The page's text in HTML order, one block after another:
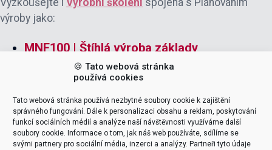
🍪 Tato webová stránka
používá cookies
Tato webová stránka používá nezbytné soubory cookie k zajištění
správného fungování. Dále k personalizaci obsahu a reklam, poskytování
funkcí sociálních médií a analýze naší návštěvnosti využíváme další
soubory cookie. Informace o tom, jak náš web používáte, sdílíme se
svými partnery pro sociální média, inzerci a analýzy. Partneři tyto údaje
Vyzkoušejte i Výrobní školení spojená s Plánováním
výroby jako:
MNF100 | Štíhlá výroba základy
MNF10 | Štíhlá logistika
MNF60 | Návrh a optimalizace štíhlého
pracoviště